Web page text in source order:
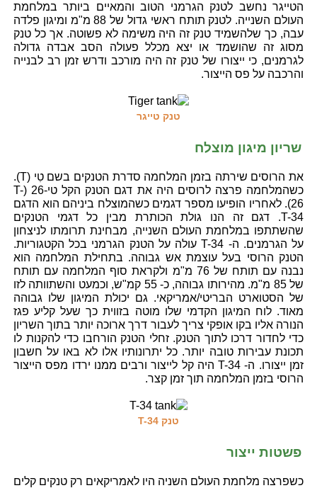
הטייגר נחשב לטנק הגרמני הטוב והמאיים ביותר במלחמת
העולם השנייה. לטנק תותח ראשי גדול של 88 מ"מ ומיגון פלדה
עבה, כך שלהשמיד טנק זה היה משימה לא פשוטה. אך כל טנק
מסוג זה שהושמד או יצא מכלל פעולה הסב אבדה גדולה
לגרמנים, כי ייצורו של טנק זה היה מורכב ודרש זמן רב לבנייה
והרכבה על פס הייצור.
טנק טייגר
שריון מיגון מוצלח
את הרוסים שירתה בזמן המלחמה סדרת הטנקים בשם טִי (T).
כשהמלחמה פרצה לרוסים היה את דגם הטנק הקל טי-26 (T-
26). לאחריו הופיעו מספר דגמים כשהמוצלח ביניהם הוא הדגם
T-34. דגם זה הנו גולת הכותרת מבין כל דגמי הטנקים
שהשתתפו במלחמת העולם השנייה, מבחינת תרומתו לניצחון
על הגרמנים. ה- T-34 עולה על הטנק הגרמני בכל הקטגוריות.
הטנק הרוסי בעל עוצמת אש גבוהה. בתחילת המלחמה הוא
נבנה עם תותח של 76 מ"מ ולקראת סוף המלחמה עם תותח
של 85 מ"מ. מהירותו גבוהה, כ- 55 קמ"ש, וכמעט והשתוותה לזו
של הסטוארט הבריטי/אמריקאי. גם יכולת המיגון שלו גבוהה
מאוד. לוח המיגון הקדמי שלו מוטה בזווית כך שעל קליע פגז
הנורה אליו בקו אופקי צריך לעבור דרך ארוכה יותר בתוך השריון
כדי לחדור דרכו לתוך הטנק. זחלי הטנק הורחבו כדי להקנות לו
תכונת עבירות טובה יותר. כל יתרונותיו אלו לא באו על חשבון
זמן ייצורו. ה- T-34 היה קל לייצור ורבים ממנו ירדו מפס הייצור
הרוסי בזמן המלחמה תוך זמן קצר.
טנק T-34
פשטות ייצור
כשפרצה מלחמת העולם השניה היו לאמריקאים רק טנקים קלים